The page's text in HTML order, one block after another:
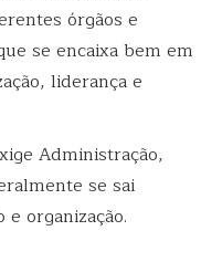
órgãos e
se encaixa bem em
liderança e
Administração,
se sai
organização.